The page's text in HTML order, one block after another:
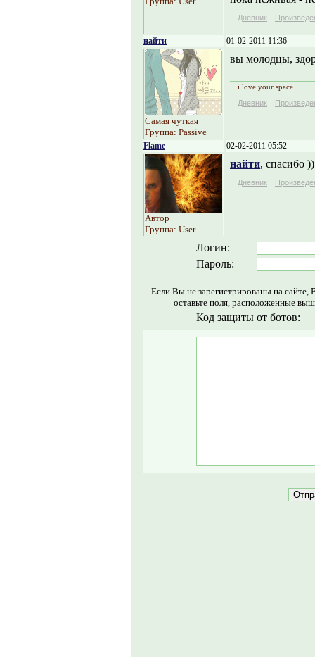
Дневник
найти 01-02-2011 11:36
Самая чуткая
Группа: Passive
вы молодцы,
i love your space
Дневник
Flame 02-02-2011 05:52
Автор
Группа: User
найти, спасибо ))
Дневник
Логин:
Пароль:
Если Вы не зарегистрированы на
оставьте поля, расположенные
Код защиты от ботов: